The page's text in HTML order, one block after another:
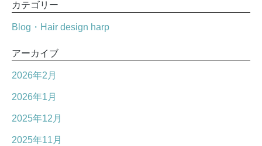
カテゴリー
Blog・Hair design harp
アーカイブ
2026年2月
2026年1月
2025年12月
2025年11月